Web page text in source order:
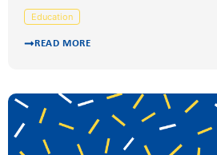
Education
READ MORE